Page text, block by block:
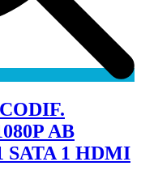
AB
SATA 1 HDMI